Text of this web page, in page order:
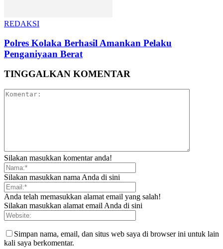
REDAKSI
Polres Kolaka Berhasil Amankan Pelaku
Penganiyaan Berat
TINGGALKAN KOMENTAR
Silakan masukkan komentar anda!
Silakan masukkan nama Anda di sini
Anda telah memasukkan alamat email yang salah!
Silakan masukkan alamat email Anda di sini
Simpan nama, email, dan situs web saya di browser ini untuk lain
kali saya berkomentar.